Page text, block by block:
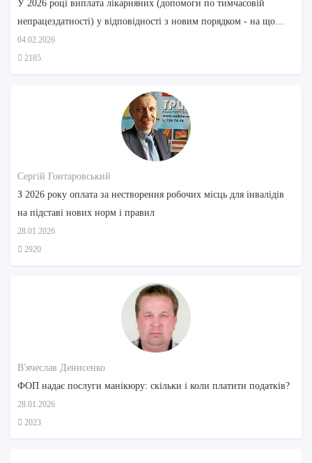
У 2026 році виплата лікарняних (допомоги по тимчасовій
непрацездатності) у відповідності з новим порядком - на що
звернути увагу
04.02.2026
2185
Сергій Гонтаровський
З 2026 року оплата за нестворення робочих місць для інвалідів
на підставі нових норм і правил
28.01.2026
2920
В'ячеслав Денисенко
ФОП надає послуги манікюру: скільки і коли платити податків?
28.01.2026
2023